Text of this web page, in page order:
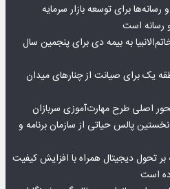
برای توسعه بازار سرمایه
رسانه است
به بیمه دی برای پنجمین سال
یک برای صیانت از چنارهای میدان
محور اصلی طرح مهارت‌آموزی سربازان
پالس حیاتی از سازمان برنامه و
تحول دیجیتال همراه با افزایش کیفیت
است